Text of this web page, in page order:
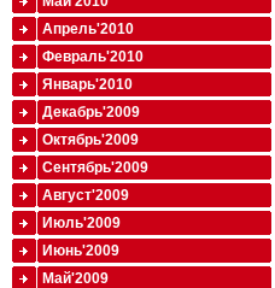
Апрель'2010
Февраль'2010
Январь'2010
Декабрь'2009
Октябрь'2009
Сентябрь'2009
Август'2009
Июль'2009
Июнь'2009
Май'2009